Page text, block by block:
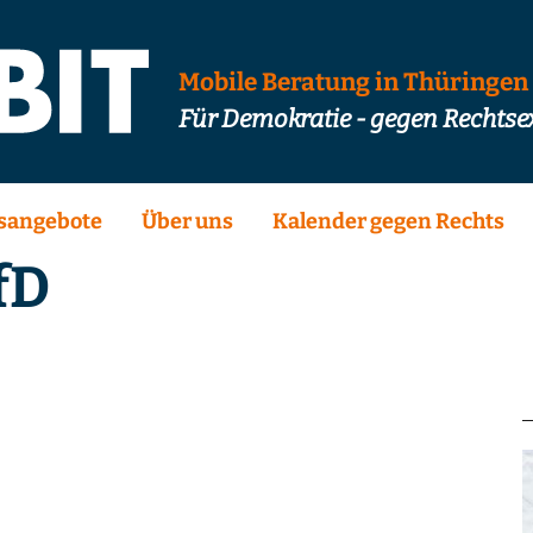
Mobile Beratung in Thüringen
Für Demokratie - gegen
Über uns Kalender gegen Rechts